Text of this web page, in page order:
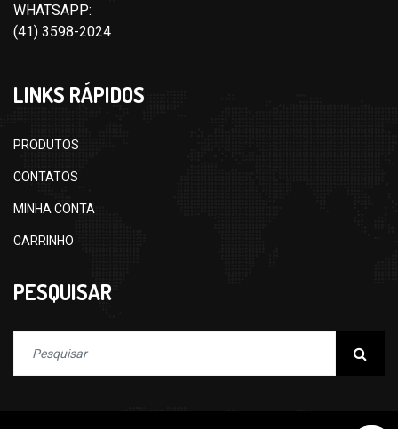
WHATSAPP:
(41) 3598-2024
LINKS RÁPIDOS
PRODUTOS
CONTATOS
MINHA CONTA
CARRINHO
PESQUISAR